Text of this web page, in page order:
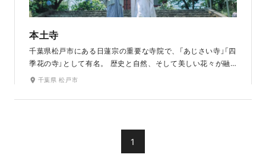
本土寺
千葉県松戸市にある日蓮宗の重要な寺院で、「あじさい寺」「四
季花の寺」として有名。 歴史と自然、そして美しい花々が融
合した、松戸市を代表する人気の観光スポットです。
千葉県 松戸市
1